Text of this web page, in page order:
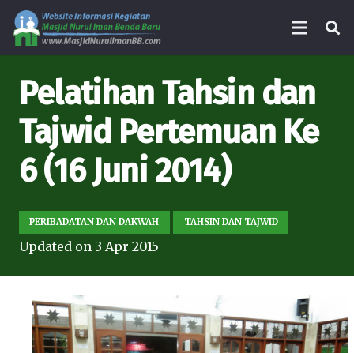
Pelatihan Tahsin dan
Tajwid Pertemuan Ke
6 (16 Juni 2014)
PERIBADATAN DAN DAKWAH TAHSIN DAN TAJWID
Updated on 3 Apr 2015